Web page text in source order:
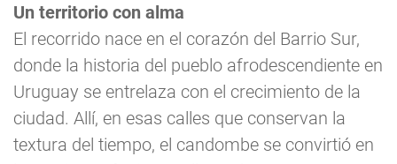
Un territorio con alma
El recorrido nace en el corazón del Barrio Sur,
donde la historia del pueblo afrodescendiente en
Uruguay se entrelaza con el crecimiento de la
ciudad. Allí, en esas calles que conservan la
textura del tiempo, el candombe se convirtió en